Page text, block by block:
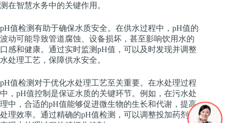
测在智慧水务中的关键作用。
pH值检测有助于确保水质安全。在供水过程中，pH值的
波动可能导致管道腐蚀、设备损坏，甚至影响饮用水的
口感和健康。通过实时监测pH值，可以及时发现并调整
水处理工艺，保障供水安全。
pH值检测对于优化水处理工艺至关重要。在水处理过程
中，pH值控制是保证水质的关键环节。例如，在污水处
理中，合适的pH值能够促进微生物的生长和代谢，提高
处理效率。通过精确的pH值检测，可以调整投加药剂，